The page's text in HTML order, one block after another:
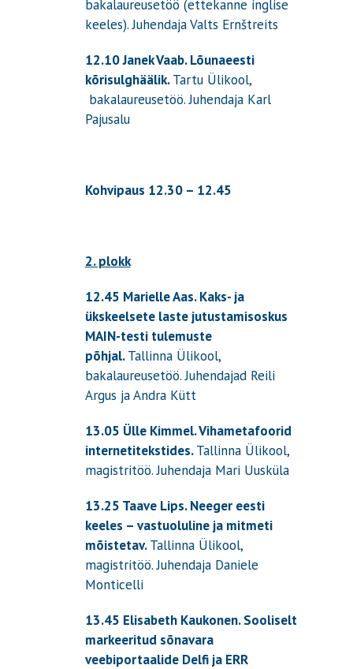
bakalaureusetöö (ettekanne inglise
keeles). Juhendaja Valts Ernštreits
12.10 Janek Vaab.Lõunaeesti
kõrisulghäälik.Tartu Ülikool,
bakalaureusetöö. Juhendaja Karl
Pajusalu
Kohvipaus 12.30 – 12.45
2. plokk
12.45 Marielle Aas.Kaks- ja
ükskeelsete laste jutustamisoskus
MAIN-testi tulemuste
põhjal.Tallinna Ülikool,
bakalaureusetöö. Juhendajad Reili
Argus ja Andra Kütt
13.05 Ülle Kimmel.Vihametafoorid
internetitekstides.Tallinna Ülikool,
magistritöö. Juhendaja Mari Uusküla
13.25 Taave Lips.Neeger eesti
keeles – vastuoluline ja mitmeti
mõistetav.Tallinna Ülikool,
magistritöö. Juhendaja Daniele
Monticelli
13.45 Elisabeth Kaukonen.Sooliselt
markeeritud sõnavara
veebiportaalide Delfi ja ERR